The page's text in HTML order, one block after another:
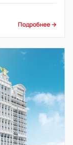
Подробнее →